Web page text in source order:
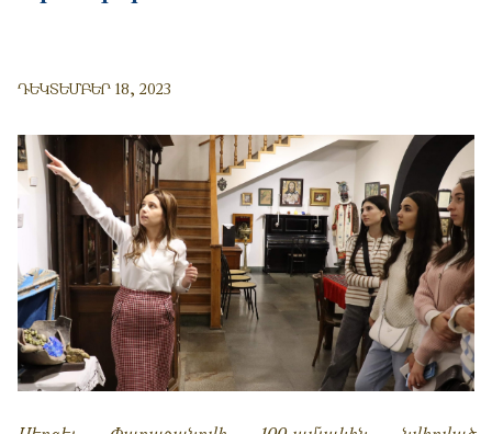
ԴԵԿՏԵՄԲԵՐ 18, 2023